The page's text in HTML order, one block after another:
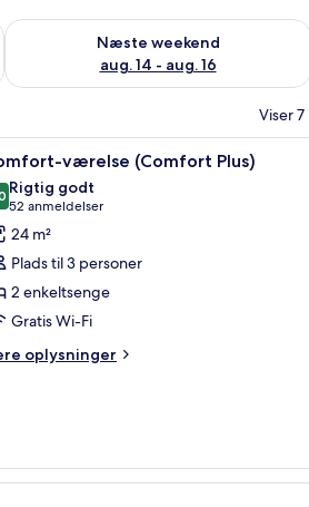
aug. 7 - aug. 9
Næste weekend
aug. 14 - aug. 16
Tjek tilgængelighed for næste
Viser
natbord med lampe og en rød stol.
Et
8 værelse (Comfort Plus)
ud af 10
Rigtig godt
52 anmeldelser
(52
anmeldelser)
24 m²
Plads til 3 personer
2 enkeltsenge
Gratis Wi-Fi
oplysninger
hårtørrer, håndklæder